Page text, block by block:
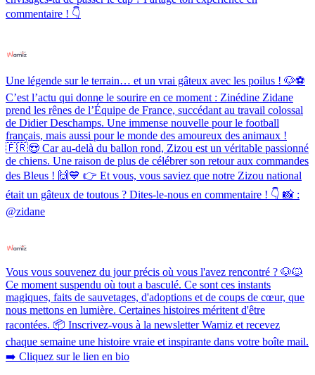
commentaire ! 👇
Une légende sur le terrain… et un vrai gâteux avec les poilus ! 🐶⚽️
C’est l’actu qui donne le sourire en ce moment : Zinédine Zidane
prend les rênes de l’Équipe de France, succédant au travail colossal
de Didier Deschamps. Une immense nouvelle pour le football
français, mais aussi pour le monde des amoureux des animaux !
🇫🇷😍 Car au-delà du ballon rond, Zizou est un véritable passionné
de chiens. Une raison de plus de célébrer son retour aux commandes
des Bleus ! 🙌💙 👉 Et vous, vous saviez que notre Zizou national
était un gâteux de toutous ? Dites-le-nous en commentaire ! 👇 📸 :
@zidane
Vous vous souvenez du jour précis où vous l'avez rencontré ? 🐶🐱
Ce moment suspendu où tout a basculé. Ce sont ces instants
magiques, faits de sauvetages, d'adoptions et de coups de cœur, que
nous mettons en lumière. Certaines histoires méritent d'être
racontées. 📦 Inscrivez-vous à la newsletter Wamiz et recevez
chaque semaine une histoire vraie et inspirante dans votre boîte mail.
➡️ Cliquez sur le lien en bio